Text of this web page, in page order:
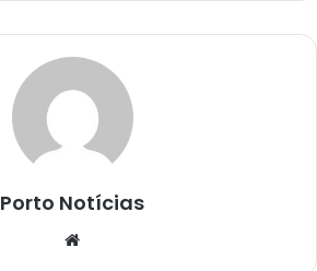
Porto Notícias